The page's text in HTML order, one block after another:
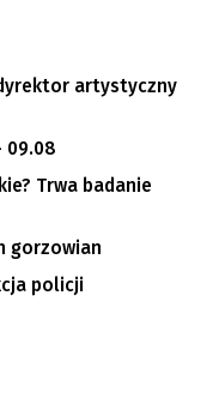
artystyczny
09.08
Trwa badanie
gorzowian
policji